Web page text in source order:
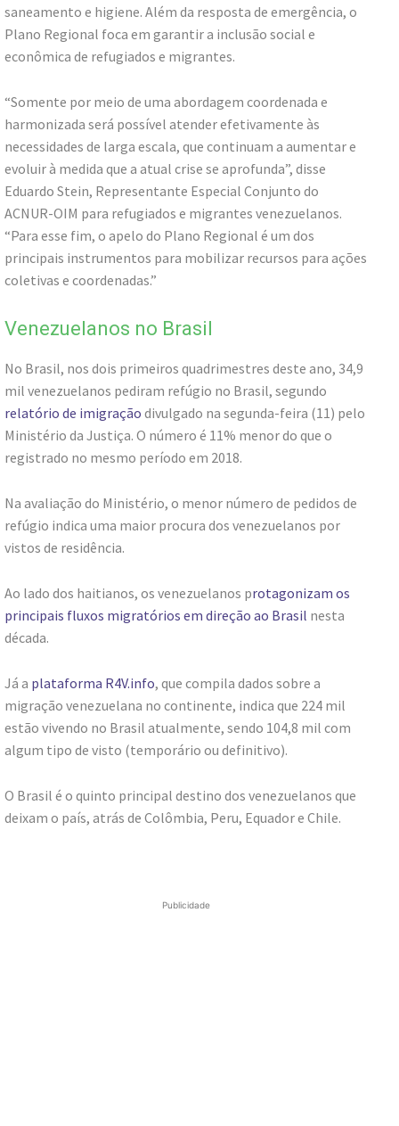
saneamento e higiene. Além da resposta de emergência, o
Plano Regional foca em garantir a inclusão social e
econômica de refugiados e migrantes.
“Somente por meio de uma abordagem coordenada e
harmonizada será possível atender efetivamente às
necessidades de larga escala, que continuam a aumentar e
evoluir à medida que a atual crise se aprofunda”, disse
Eduardo Stein, Representante Especial Conjunto do
ACNUR-OIM para refugiados e migrantes venezuelanos.
“Para esse fim, o apelo do Plano Regional é um dos
principais instrumentos para mobilizar recursos para ações
coletivas e coordenadas.”
Venezuelanos no Brasil
No Brasil, nos dois primeiros quadrimestres deste ano, 34,9
mil venezuelanos pediram refúgio no Brasil, segundo
relatório de imigração divulgado na segunda-feira (11) pelo
Ministério da Justiça. O número é 11% menor do que o
registrado no mesmo período em 2018.
Na avaliação do Ministério, o menor número de pedidos de
refúgio indica uma maior procura dos venezuelanos por
vistos de residência.
Ao lado dos haitianos, os venezuelanos protagonizam os
principais fluxos migratórios em direção ao Brasil nesta
década.
Já a plataforma R4V.info, que compila dados sobre a
migração venezuelana no continente, indica que 224 mil
estão vivendo no Brasil atualmente, sendo 104,8 mil com
algum tipo de visto (temporário ou definitivo).
O Brasil é o quinto principal destino dos venezuelanos que
deixam o país, atrás de Colômbia, Peru, Equador e Chile.
Publicidade